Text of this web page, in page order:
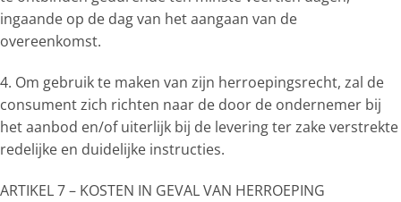
ingaande op de dag van het aangaan van de
overeenkomst.
4. Om gebruik te maken van zijn herroepingsrecht, zal de
consument zich richten naar de door de ondernemer bij
het aanbod en/of uiterlijk bij de levering ter zake verstrekte
redelijke en duidelijke instructies.
ARTIKEL 7 – KOSTEN IN GEVAL VAN HERROEPING